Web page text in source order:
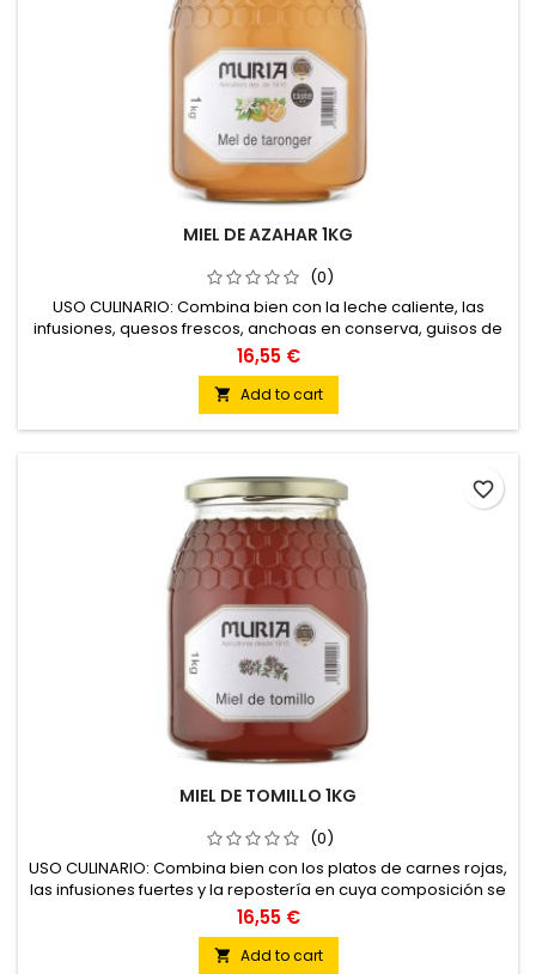
MIEL DE AZAHAR 1KG
(0)
USO CULINARIO: Combina bien con la leche caliente, las
infusiones, quesos frescos, anchoas en conserva, guisos de
carne de pato y helados suaves.
16,55 €
 Add to cart
MIEL DE TOMILLO 1KG
(0)
USO CULINARIO: Combina bien con los platos de carnes rojas,
las infusiones fuertes y la repostería en cuya composición se
incluyan grasas como la mantequilla o el aceite.
16,55 €
 Add to cart
favorite_border